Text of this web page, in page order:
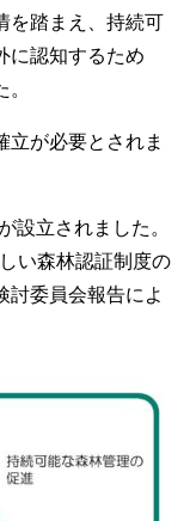
を踏まえ、持続可
に認知するため
立が必要とされま
設立されました。
い森林認証制度の
討委員会報告によ